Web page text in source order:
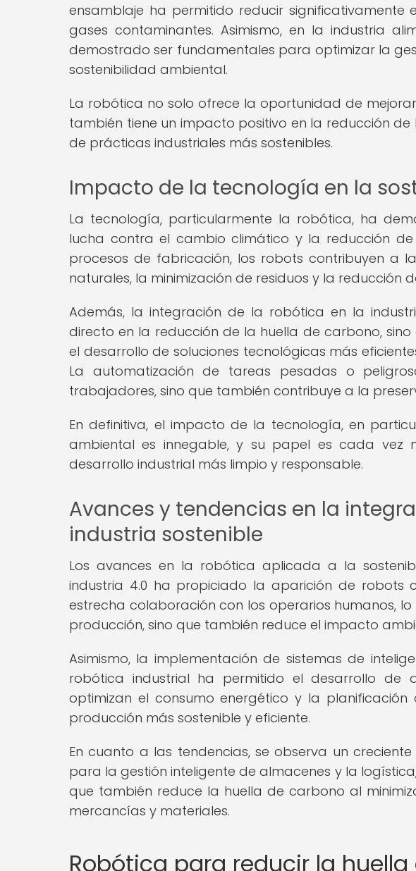
ensamblaje ha permitido reducir
gases contaminantes. Asimismo, en la industria
demostrado ser fundamentales para optimizar la
sostenibilidad ambiental.
La robótica no solo ofrece la oportunidad de
también tiene un impacto positivo en la reducción
de prácticas industriales más sostenibles.
Impacto de la tecnología en la
La tecnología, particularmente la robótica, ha
lucha contra el cambio climático y la reducción
procesos de fabricación, los robots contribuyen a
naturales, la minimización de residuos y la reducción
Además, la integración de la robótica en la
directo en la reducción de la huella de carbono,
el desarrollo de soluciones tecnológicas más
La automatización de tareas pesadas o
trabajadores, sino que también contribuye a la
En definitiva, el impacto de la tecnología, en
ambiental es innegable, y su papel es cada vez
desarrollo industrial más limpio y responsable.
Avances y tendencias en la
industria sostenible
Los avances en la robótica aplicada a la
industria 4.0 ha propiciado la aparición de robots
estrecha colaboración con los operarios humanos,
producción, sino que también reduce el impacto
Asimismo, la implementación de sistemas de
robótica industrial ha permitido el desarrollo de
optimizan el consumo energético y la
producción más sostenible y eficiente.
En cuanto a las tendencias, se observa un
para la gestión inteligente de almacenes y la
que también reduce la huella de carbono al
mercancías y materiales.
Robótica para reducir la